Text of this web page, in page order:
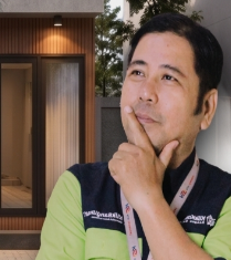
juga efisiensi.
harga terbaik.
memandu Anda dari
keamanan, dan
ideal!